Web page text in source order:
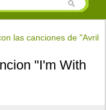
las canciones de "Avril
"I'm With